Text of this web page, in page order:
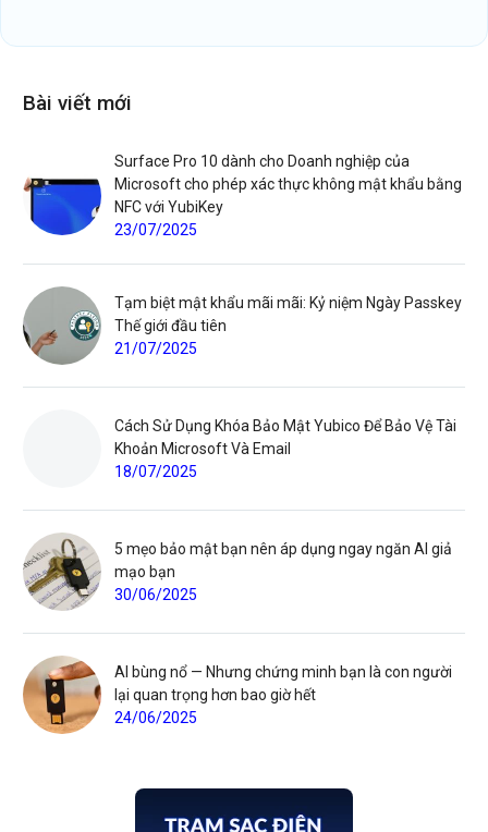
Bài viết mới
Surface Pro 10 dành cho Doanh nghiệp của
Microsoft cho phép xác thực không mật khẩu bằng
NFC với YubiKey
23/07/2025
Tạm biệt mật khẩu mãi mãi: Kỷ niệm Ngày Passkey
Thế giới đầu tiên
21/07/2025
Cách Sử Dụng Khóa Bảo Mật Yubico Để Bảo Vệ Tài
Khoản Microsoft Và Email
18/07/2025
5 mẹo bảo mật bạn nên áp dụng ngay ngăn AI giả
mạo bạn
30/06/2025
AI bùng nổ — Nhưng chứng minh bạn là con người
lại quan trọng hơn bao giờ hết
24/06/2025